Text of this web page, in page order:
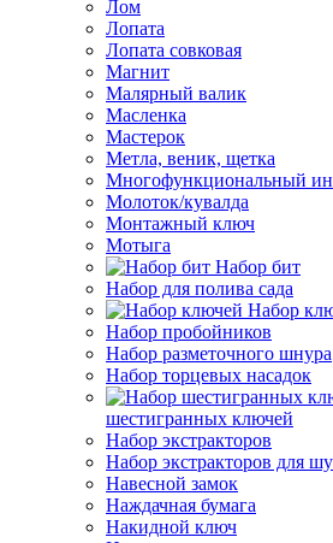
Лом
Лопата
Лопата совковая
Магнит
Малярный валик
Масленка
Мастерок
Метла, веник, щетка
Многофункциональный
Молоток/кувалда
Монтажный ключ
Мотыга
Набор бит
Набор для полива сада
Набор
Набор пробойников
Набор разметочного шнура
Набор торцевых насадок
шестигранных ключей
Набор экстракторов
Набор экстракторов для
Навесной замок
Наждачная бумага
Накидной ключ